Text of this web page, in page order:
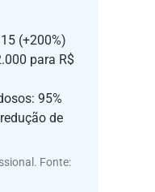
(+200%)
para R$
95%
de
Fonte: